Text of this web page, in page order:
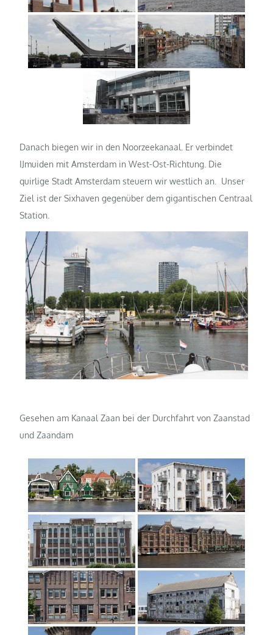
Danach biegen wir in den Noorzeekanaal. Er verbindet
IJmuiden mit Amsterdam in West-Ost-Richtung. Die
quirlige Stadt Amsterdam steuern wir westlich an. Unser
Ziel ist der Sixhaven gegenüber dem gigantischen Centraal
Station.
Gesehen am Kanaal Zaan bei der Durchfahrt von Zaanstad
und Zaandam